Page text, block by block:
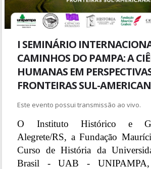
I SEMINÁRIO
CAMINHOS DO PAMPA: A
HUMANAS EM
FRONTEIRAS SUL-
Este evento possui transmissão ao vivo.
O Instituto Histórico e
Alegrete/RS, a Fundação
Curso de História da
Brasil - UAB - UNIPAMPA,